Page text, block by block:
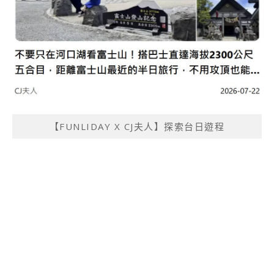
【FUNLIDAY X CJ夫人】探索台日遊程